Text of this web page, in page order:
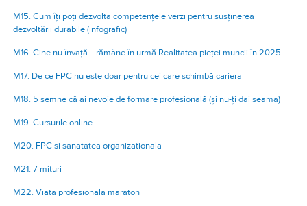
M15. Cum îți poți dezvolta competențele verzi pentru susținerea
dezvoltării durabile (infografic)
M16. Cine nu învață… rămâne în urmă Realitatea pieței muncii în 2025
M17. De ce FPC nu este doar pentru cei care schimbă cariera
M18. 5 semne că ai nevoie de formare profesională (și nu-ți dai seama)
M19. Cursurile online
M20. FPC si sanatatea organizationala
M21. 7 mituri
M22. Viata profesionala maraton